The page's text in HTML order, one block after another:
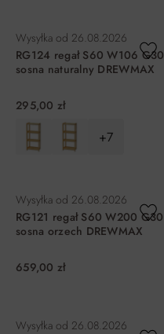
Wysyłka od 26.08.2026
RG124 regał S60 W106 G30
sosna naturalny DREWMAX
295,00 zł
+7
Wysyłka od 26.08.2026
RG121 regał S60 W200 G30
sosna orzech DREWMAX
659,00 zł
Wysyłka od 26.08.2026